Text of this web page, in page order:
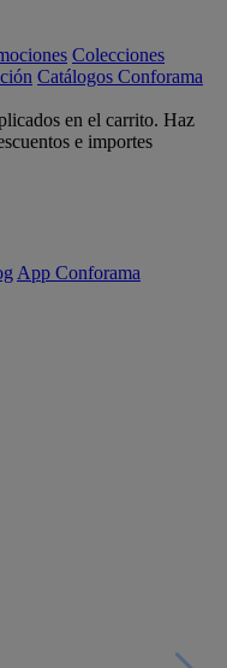
Colecciones
Catálogos Conforama
en el carrito. Haz
e importes
App Conforama